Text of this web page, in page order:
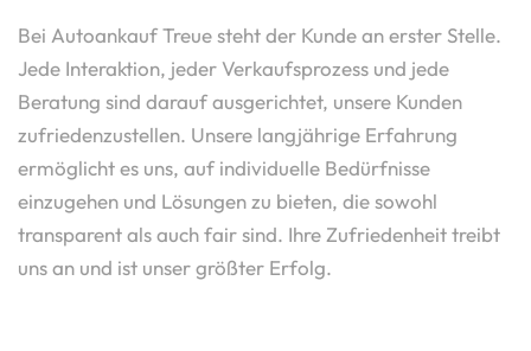
Bei Autoankauf Treue steht der Kunde an erster Stelle.
Jede Interaktion, jeder Verkaufsprozess und jede
Beratung sind darauf ausgerichtet, unsere Kunden
zufriedenzustellen. Unsere langjährige Erfahrung
ermöglicht es uns, auf individuelle Bedürfnisse
einzugehen und Lösungen zu bieten, die sowohl
transparent als auch fair sind. Ihre Zufriedenheit treibt
uns an und ist unser größter Erfolg.